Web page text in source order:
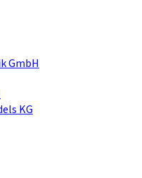
GmbH
KG